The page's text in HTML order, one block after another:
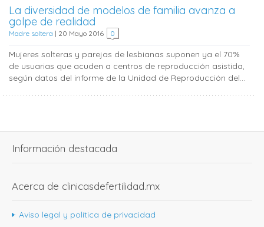
La diversidad de modelos de familia avanza a
golpe de realidad
Madre soltera | 20 Mayo 2016 0
Mujeres solteras y parejas de lesbianas suponen ya el 70%
de usuarias que acuden a centros de reproducción asistida,
según datos del informe de la Unidad de Reproducción del...
Información destacada
Acerca de clinicasdefertilidad.mx
Aviso legal y política de privacidad